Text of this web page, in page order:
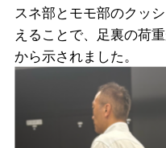
スネ部とモモ部のクッ
えることで、足裏の荷
から示されました。